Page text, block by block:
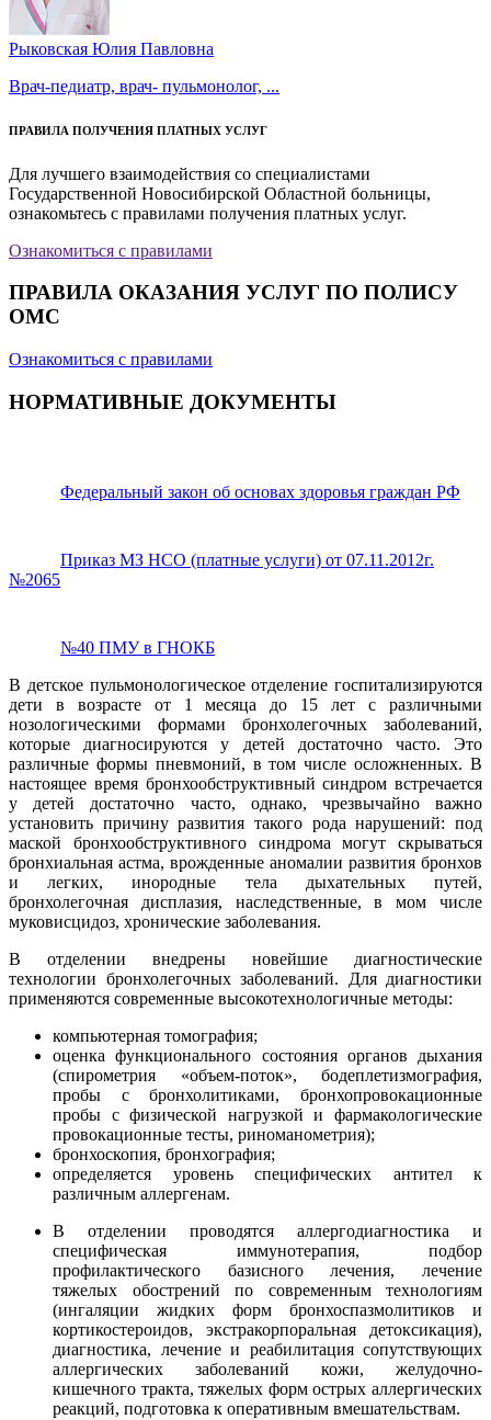
Рыковская Юлия Павловна
Врач-педиатр, врач- пульмонолог, ...
ПРАВИЛА ПОЛУЧЕНИЯ ПЛАТНЫХ УСЛУГ
Для лучшего взаимодействия со специалистами
Государственной Новосибирской Областной больницы,
ознакомьтесь с правилами получения платных услуг.
Ознакомиться с правилами
ПРАВИЛА ОКАЗАНИЯ УСЛУГ ПО ПОЛИСУ
ОМС
Ознакомиться с правилами
НОРМАТИВНЫЕ ДОКУМЕНТЫ
Федеральный закон об основах здоровья граждан РФ
Приказ МЗ НСО (платные услуги) от 07.11.2012г.
№2065
№40 ПМУ в ГНОКБ
В детское пульмонологическое отделение госпитализируются
дети в возрасте от 1 месяца до 15 лет с различными
нозологическими формами бронхолегочных заболеваний,
которые диагносируются у детей достаточно часто. Это
различные формы пневмоний, в том числе осложненных. В
настоящее время бронхообструктивный синдром встречается
у детей достаточно часто, однако, чрезвычайно важно
установить причину развития такого рода нарушений: под
маской бронхообструктивного синдрома могут скрываться
бронхиальная астма, врожденные аномалии развития бронхов
и легких, инородные тела дыхательных путей,
бронхолегочная дисплазия, наследственные, в мом числе
муковисцидоз, хронические заболевания.
В отделении внедрены новейшие диагностические
технологии бронхолегочных заболеваний. Для диагностики
применяются современные высокотехнологичные методы:
компьютерная томография;
оценка функционального состояния органов дыхания
(спирометрия «объем-поток», бодеплетизмография,
пробы с бронхолитиками, бронхопровокационные
пробы с физической нагрузкой и фармакологические
провокационные тесты, риноманометрия);
бронхоскопия, бронхография;
определяется уровень специфических антител к
различным аллергенам.
В отделении проводятся аллергодиагностика и
специфическая иммунотерапия, подбор
профилактического базисного лечения, лечение
тяжелых обострений по современным технологиям
(ингаляции жидких форм бронхоспазмолитиков и
кортикостероидов, экстракорпоральная детоксикация),
диагностика, лечение и реабилитация сопутствующих
аллергических заболеваний кожи, желудочно-
кишечного тракта, тяжелых форм острых аллергических
реакций, подготовка к оперативным вмешательствам.